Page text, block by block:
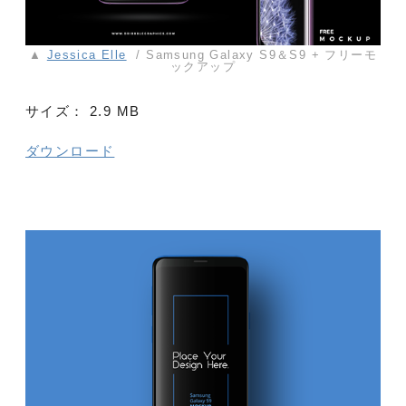
▲ Jessica Elle
/ Samsung Galaxy S9＆S9 + フリーモ
ックアップ
サイズ： 2.9 MB
ダウンロード